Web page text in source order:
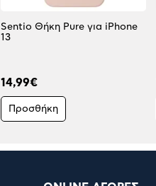
Sentio Θήκη Pure για iPhone
13
14,99€
Προσθήκη